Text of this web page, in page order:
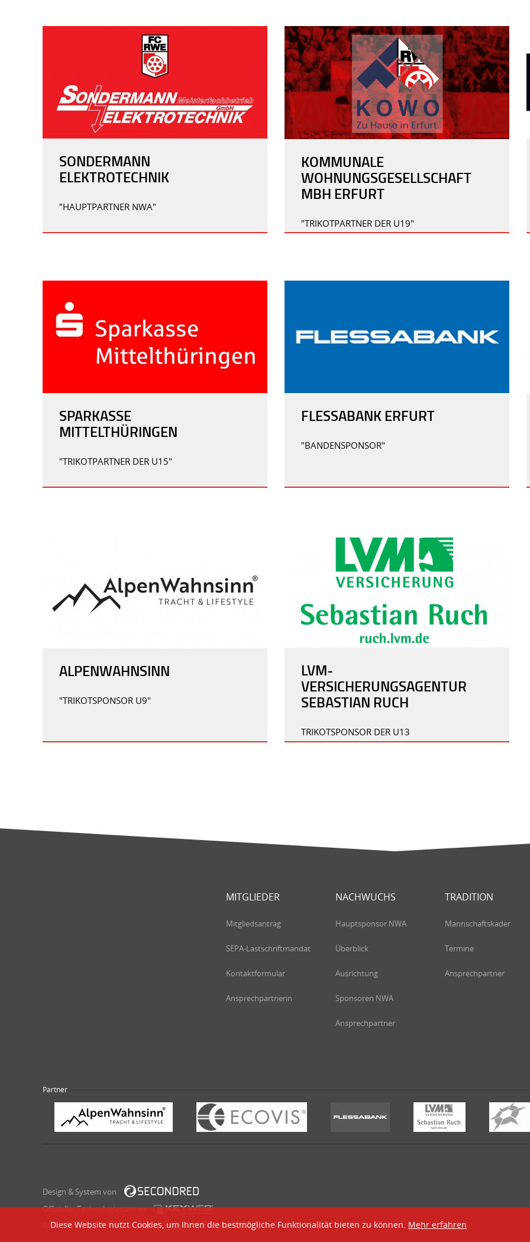
SONDERMANN
ELEKTROTECHNIK
"HAUPTPARTNER NWA"
KOMMUNALE
WOHNUNGSGESELLSCHAFT
MBH ERFURT
"TRIKOTPARTNER DER U19"
SPARKASSE
MITTELTHÜRINGEN
"TRIKOTPARTNER DER U15"
FLESSABANK ERFURT
"BANDENSPONSOR"
ALPENWAHNSINN
"TRIKOTSPONSOR U9"
LVM-
VERSICHERUNGSAGENTUR
SEBASTIAN RUCH
TRIKOTSPONSOR DER U13
MITGLIEDER
Mitgliedsantrag
SEPA-Lastschriftmandat
Kontaktformular
Ansprechpartnerin
NACHWUCHS
Hauptsponsor NWA
Überblick
Ausrichtung
Sponsoren NWA
Ansprechpartner
TRADITION
Mannschaftskader
Termine
Ansprechpartner
Partner
Design & System von
Offizieller Technologiepartner
AGB Impressum Datenschutz © Copyright 2026 Rot-Weiß Erfurt e.V.
Diese Website nutzt Cookies, um Ihnen die bestmögliche Funktionalität bieten zu können. Mehr erfahren